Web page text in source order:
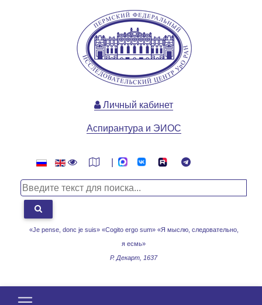
«Je pense, donc je suis» «Cogito ergo sum» «Я мыслю, следовательно,
я есмь»
Р. Декарт, 1637
Личный кабинет
Аспирантура и ЭИОС